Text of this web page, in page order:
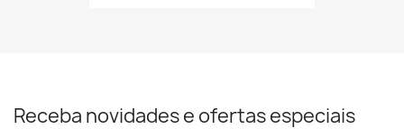
Receba novidades e ofertas especiais